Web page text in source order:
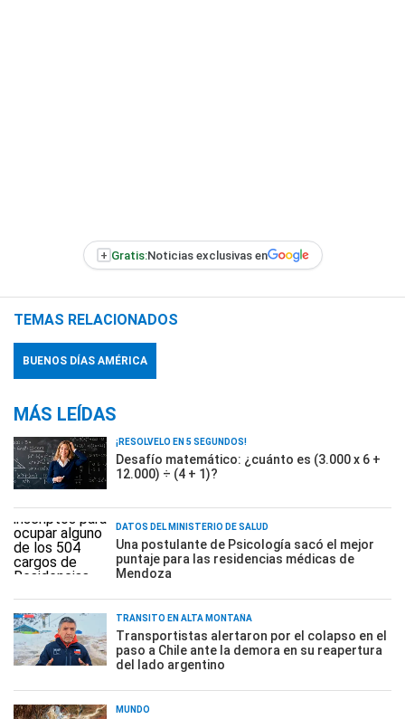
+ Gratis:Noticias exclusivas en
TEMAS RELACIONADOS
BUENOS DÍAS AMÉRICA
MÁS LEÍDAS
¡RESOLVELO EN 5 SEGUNDOS!
Desafío matemático: ¿cuánto es (3.000 x 6 +
12.000) ÷ (4 + 1)?
DATOS DEL MINISTERIO DE SALUD
Una postulante de Psicología sacó el mejor
puntaje para las residencias médicas de
Mendoza
TRÁNSITO EN ALTA MONTAÑA
Transportistas alertaron por el colapso en el
paso a Chile ante la demora en su reapertura
del lado argentino
MUNDO